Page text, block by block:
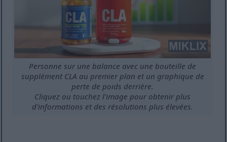
Personne sur une balance avec une bouteille de
supplément CLA au premier plan et un graphique de
perte de poids derrière.
Cliquez ou touchez l'image pour obtenir plus
d'informations et des résolutions plus élevées.